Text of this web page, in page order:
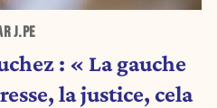
J.PE
: « La gauche
la justice, cela